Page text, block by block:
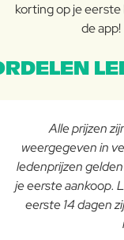
korting op je eerste
de app!
Alle prijzen
weergegeven in
ledenprijzen
je eerste aankoop.
eerste 14 dagen